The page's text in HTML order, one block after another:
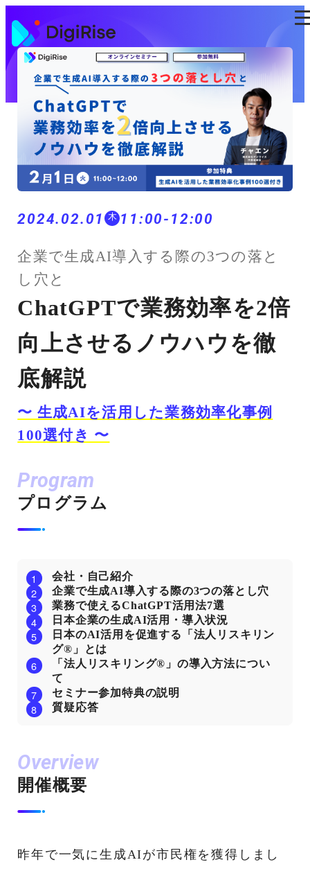
ン
テ
ン
ツ
2024.02.01 木 11:00-12:00
企業で生成AI導入する際の3つの落と
し穴と
ChatGPTで業務効率を2倍
向上させるノウハウを徹
底解説
〜 生成AIを活用した業務効率化事例
100選付き 〜
Program
プログラム
会社・自己紹介
企業で生成AI導入する際の3つの落とし穴
業務で使えるChatGPT活用法7選
日本企業の生成AI活用・導入状況
日本のAI活用を促進する「法人リスキリン
グ®︎」とは
「法人リスキリング®︎」の導入方法につい
て
セミナー参加特典の説明
質疑応答
Overview
開催概要
昨年で一気に生成AIが市民権を獲得しまし